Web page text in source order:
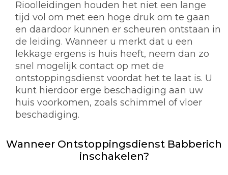
Rioolleidingen houden het niet een lange
tijd vol om met een hoge druk om te gaan
en daardoor kunnen er scheuren ontstaan in
de leiding. Wanneer u merkt dat u een
lekkage ergens is huis heeft, neem dan zo
snel mogelijk contact op met de
ontstoppingsdienst voordat het te laat is. U
kunt hierdoor erge beschadiging aan uw
huis voorkomen, zoals schimmel of vloer
beschadiging.
Wanneer Ontstoppingsdienst Babberich
inschakelen?